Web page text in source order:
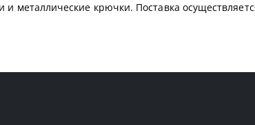
металлические крючки. Поставка